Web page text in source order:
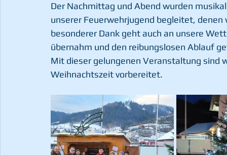
Der Nachmittag und Abend wurden
unserer Feuerwehrjugend begleitet,
besonderer Dank geht auch an unsere
übernahm und den reibungslosen Ablauf
Mit dieser gelungenen Veranstaltung sind
Weihnachtszeit vorbereitet.